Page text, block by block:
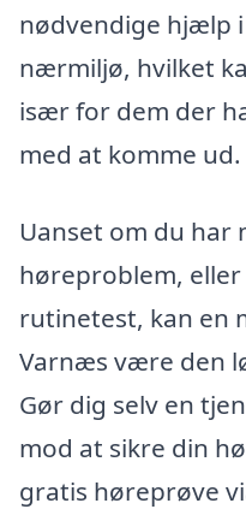
nødvendige hjælp
nærmiljø, hvilket
især for dem der
med at komme ud.
Uanset om du har
høreproblem,
rutinetest, kan en
Varnæs være den
Gør dig selv en
mod at sikre din
gratis høreprøve